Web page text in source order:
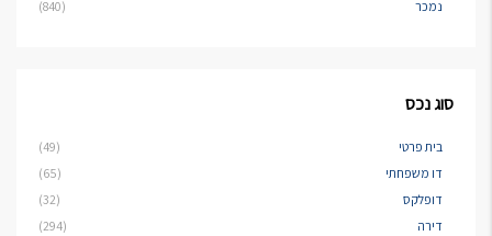
נמכר (840)
סוג נכס
בית פרטי
(49)
דו משפחתי
(65)
דופלקס
(32)
דירה
(294)